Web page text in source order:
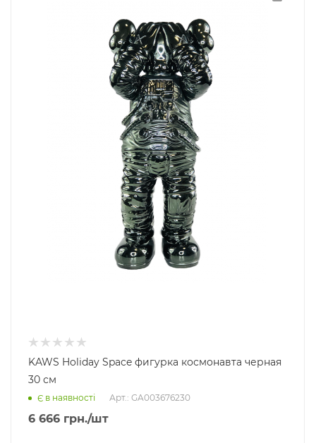
KAWS Holiday Space фигурка космонавта черная
30 см
Є в наявності Арт.: GA003676230
6 666 грн./шт